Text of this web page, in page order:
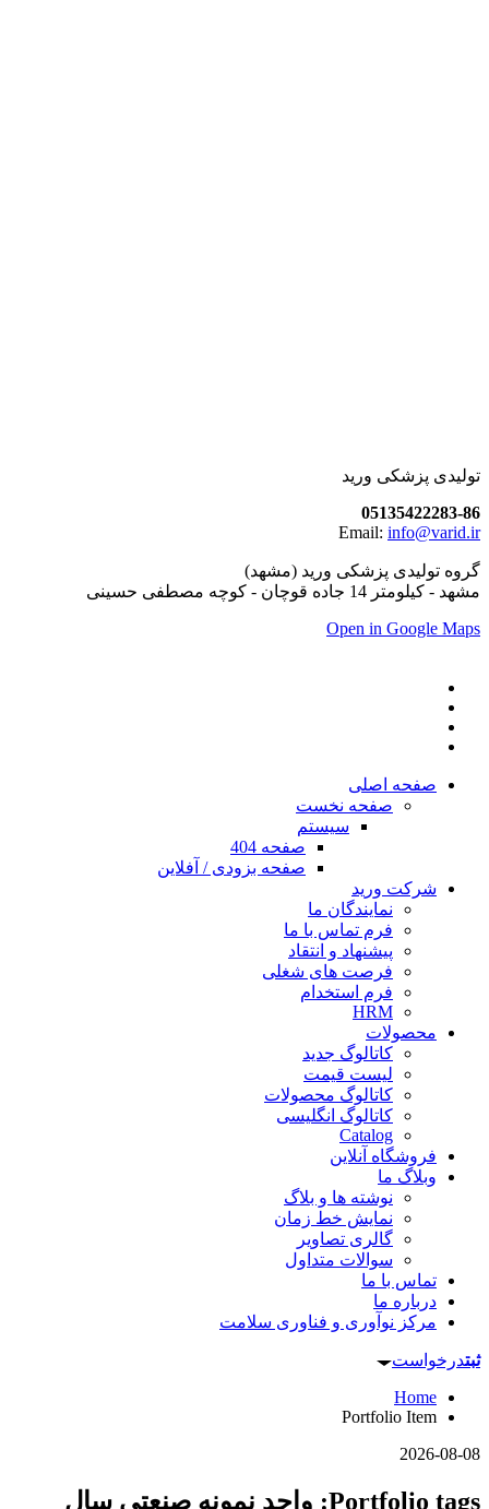
تولیدی پزشکی ورید
05135422283-86
Email: info@varid.ir
گروه تولیدی پزشکی ورید (مشهد)
مشهد - کیلومتر 14 جاده قوچان - کوچه مصطفی حسینی
Open in Google Maps
صفحه اصلی
صفحه نخست
سیستم
صفحه 404
صفحه بزودی / آفلاین
شرکت ورید
نمایندگان ما
فرم تماس با ما
پیشنهاد و انتقاد
فرصت های شغلی
فرم استخدام
HRM
محصولات
کاتالوگ جدید
لیست قیمت
کاتالوگ محصولات
کاتالوگ انگلیسی
Catalog
فروشگاه آنلاین
وبلاگ ما
نوشته ها و بلاگ
نمایش خط زمان
گالری تصاویر
سوالات متداول
تماس با ما
درباره ما
مرکز نوآوری و فناوری سلامت
ثبتدرخواست
Home
Portfolio Item
2026-08-08
Portfolio tags: واحد نمونه صنعتی سال